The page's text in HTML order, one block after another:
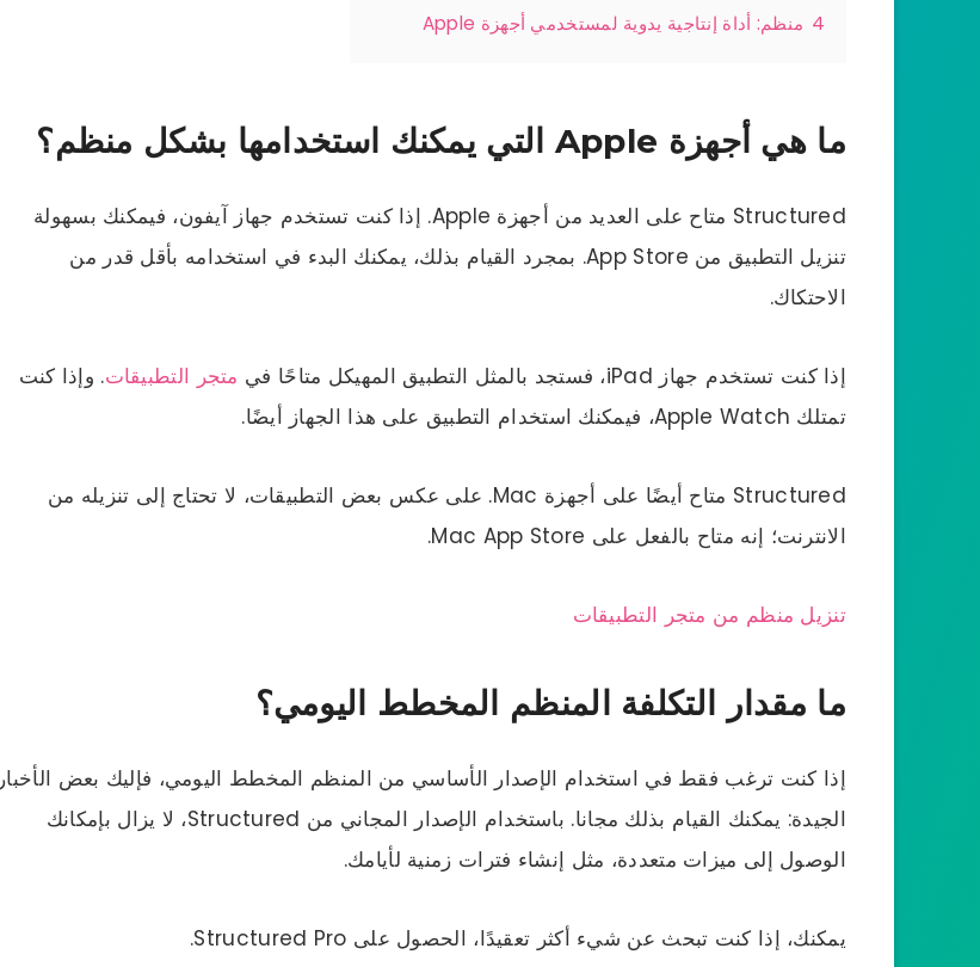
4 منظم: أداة إنتاجية يدوية لمستخدمي أجهزة Apple
ما هي أجهزة Apple التي يمكنك استخدامها بشكل منظم؟
Structured متاح على العديد من أجهزة Apple. إذا كنت تستخدم جهاز آيفون، فيمكنك بسهولة
تنزيل التطبيق من App Store. بمجرد القيام بذلك، يمكنك البدء في استخدامه بأقل قدر من
الاحتكاك.
إذا كنت تستخدم جهاز iPad، فستجد بالمثل التطبيق المهيكل متاحًا في متجر التطبيقات. وإذا كنت
تمتلك Apple Watch، فيمكنك استخدام التطبيق على هذا الجهاز أيضًا.
Structured متاح أيضًا على أجهزة Mac. على عكس بعض التطبيقات، لا تحتاج إلى تنزيله من
الانترنت؛ إنه متاح بالفعل على Mac App Store.
تنزيل منظم من متجر التطبيقات
ما مقدار التكلفة المنظم المخطط اليومي؟
إذا كنت ترغب فقط في استخدام الإصدار الأساسي من المنظم المخطط اليومي، فإليك بعض الأخبار
الجيدة: يمكنك القيام بذلك مجانا. باستخدام الإصدار المجاني من Structured، لا يزال بإمكانك
الوصول إلى ميزات متعددة، مثل إنشاء فترات زمنية لأيامك.
يمكنك، إذا كنت تبحث عن شيء أكثر تعقيدًا، الحصول على Structured Pro.